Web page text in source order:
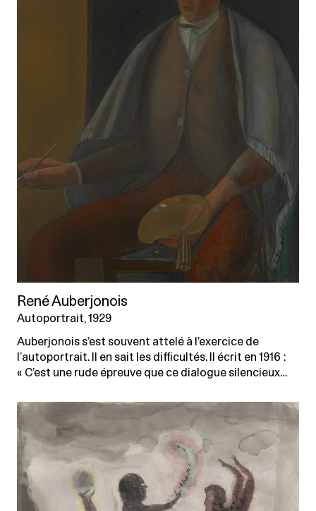
René Auberjonois
Autoportrait, 1929
Auberjonois s’est souvent attelé à l’exercice de
l’autoportrait. Il en sait les difficultés. Il écrit en 1916 :
« C’est une rude épreuve que ce dialogue silencieux…